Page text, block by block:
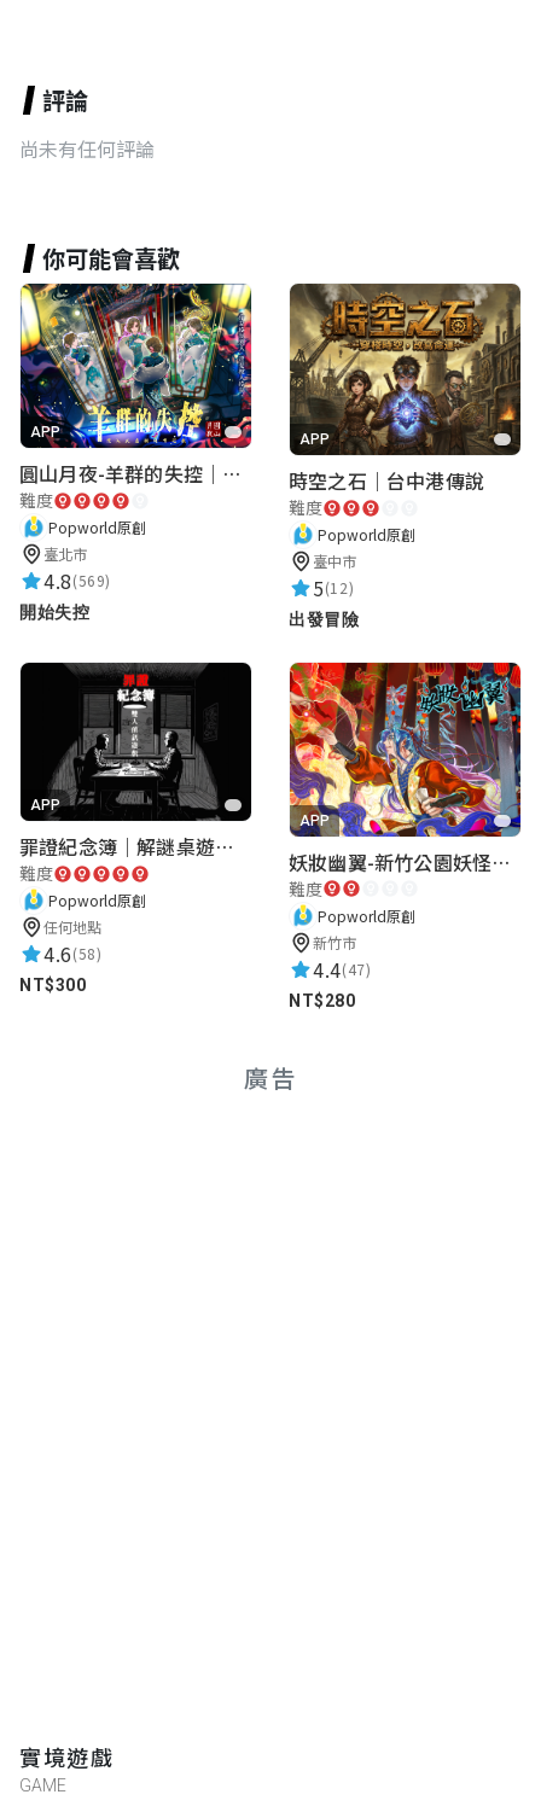
評論
尚未有任何評論
你可能會喜歡
APP
圓山月夜-羊群的失控｜圓山飯店 ARG實境解謎遊戲
難度
Popworld原創
臺北市
4.8(569)
開始失控
APP
時空之石｜台中港傳說
難度
Popworld原創
臺中市
5(12)
出發冒險
APP
罪證紀念簿｜解謎桌遊｜警匪偵訊｜室內遊戲
難度
Popworld原創
任何地點
4.6(58)
NT$300
APP
妖妝幽翼-新竹公園妖怪懸疑事件
難度
Popworld原創
新竹市
4.4(47)
NT$280
廣告
實境遊戲
GAME